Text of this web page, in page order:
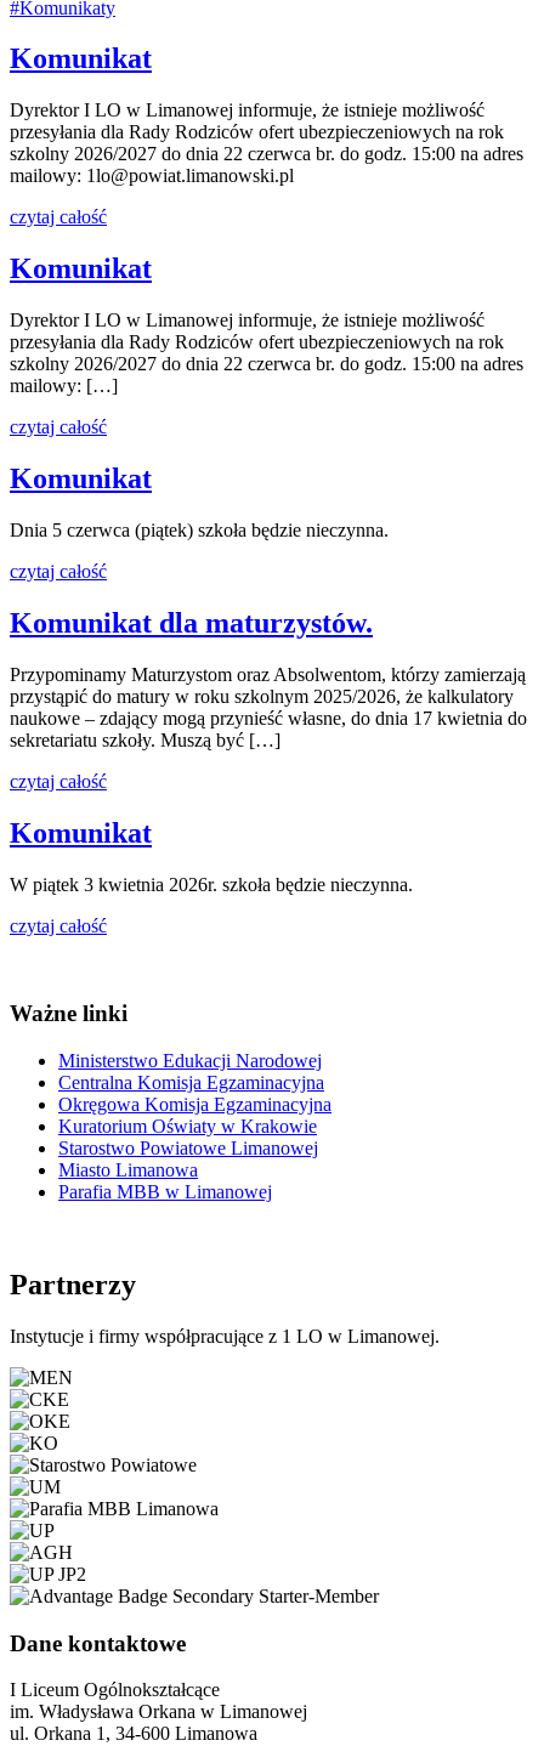
#Komunikaty
Komunikat
Dyrektor I LO w Limanowej informuje, że istnieje możliwość
przesyłania dla Rady Rodziców ofert ubezpieczeniowych na rok
szkolny 2026/2027 do dnia 22 czerwca br. do godz. 15:00 na adres
mailowy: 1lo@powiat.limanowski.pl
czytaj całość
Komunikat
Dyrektor I LO w Limanowej informuje, że istnieje możliwość
przesyłania dla Rady Rodziców ofert ubezpieczeniowych na rok
szkolny 2026/2027 do dnia 22 czerwca br. do godz. 15:00 na adres
mailowy: […]
czytaj całość
Komunikat
Dnia 5 czerwca (piątek) szkoła będzie nieczynna.
czytaj całość
Komunikat dla maturzystów.
Przypominamy Maturzystom oraz Absolwentom, którzy zamierzają
przystąpić do matury w roku szkolnym 2025/2026, że kalkulatory
naukowe – zdający mogą przynieść własne, do dnia 17 kwietnia do
sekretariatu szkoły. Muszą być […]
czytaj całość
Komunikat
W piątek 3 kwietnia 2026r. szkoła będzie nieczynna.
czytaj całość
Ważne linki
Ministerstwo Edukacji Narodowej
Centralna Komisja Egzaminacyjna
Okręgowa Komisja Egzaminacyjna
Kuratorium Oświaty w Krakowie
Starostwo Powiatowe Limanowej
Miasto Limanowa
Parafia MBB w Limanowej
Partnerzy
Instytucje i firmy współpracujące z 1 LO w Limanowej.
Dane kontaktowe
I Liceum Ogólnokształcące
im. Władysława Orkana w Limanowej
ul. Orkana 1, 34-600 Limanowa